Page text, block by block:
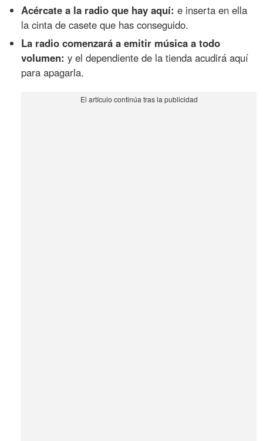
Acércate a la radio que hay aquí: e inserta en ella
la cinta de casete que has conseguido.
La radio comenzará a emitir música a todo
volumen: y el dependiente de la tienda acudirá aquí
para apagarla.